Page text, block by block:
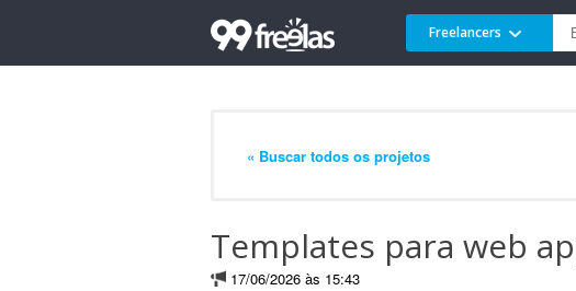
Freelancers
« Buscar todos os projetos
Templates para web
17/06/2026 às 15:43